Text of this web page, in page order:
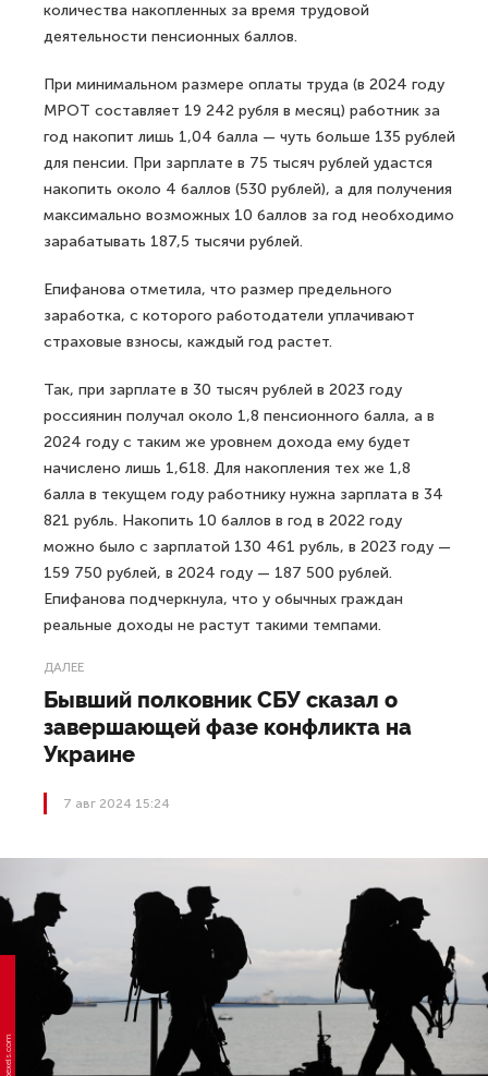
количества накопленных за время трудовой
деятельности пенсионных баллов.
При минимальном размере оплаты труда (в 2024 году
МРОТ составляет 19 242 рубля в месяц) работник за
год накопит лишь 1,04 балла — чуть больше 135 рублей
для пенсии. При зарплате в 75 тысяч рублей удастся
накопить около 4 баллов (530 рублей), а для получения
максимально возможных 10 баллов за год необходимо
зарабатывать 187,5 тысячи рублей.
Епифанова отметила, что размер предельного
заработка, с которого работодатели уплачивают
страховые взносы, каждый год растет.
Так, при зарплате в 30 тысяч рублей в 2023 году
россиянин получал около 1,8 пенсионного балла, а в
2024 году с таким же уровнем дохода ему будет
начислено лишь 1,618. Для накопления тех же 1,8
балла в текущем году работнику нужна зарплата в 34
821 рубль. Накопить 10 баллов в год в 2022 году
можно было с зарплатой 130 461 рубль, в 2023 году —
159 750 рублей, в 2024 году — 187 500 рублей.
Епифанова подчеркнула, что у обычных граждан
реальные доходы не растут такими темпами.
ДАЛЕЕ
Бывший полковник СБУ сказал о
завершающей фазе конфликта на
Украине
7 авг 2024 15:24